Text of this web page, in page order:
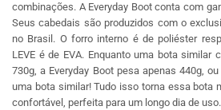
combinações. A Everyday Boot conta com
Seus cabedais são produzidos com o
no Brasil. O forro interno é de poliéster
LEVE é de EVA. Enquanto uma bota similar
730g, a Everyday Boot pesa apenas 440g,
uma bota similar! Tudo isso torna essa bota
confortável, perfeita para um longo dia de uso.